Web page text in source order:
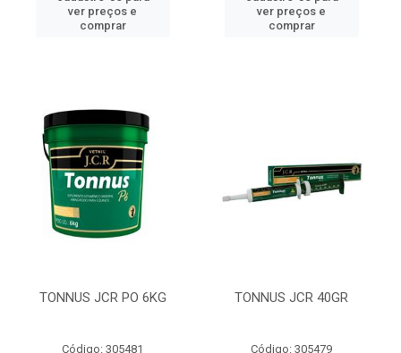
ver preços e
comprar
ver preços e
comprar
TONNUS JCR PO 6KG
Código: 305481
TONNUS JCR 40GR
Código: 305479